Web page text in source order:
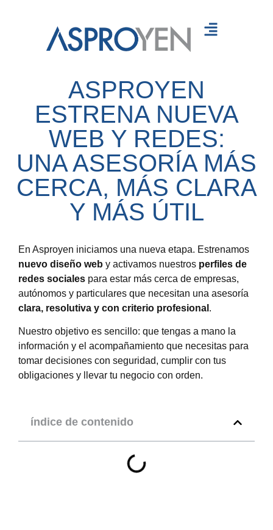
Recursos
Contáctanos
ASPROYEN
ESTRENA NUEVA
WEB Y REDES:
UNA ASESORÍA MÁS
CERCA, MÁS CLARA
Y MÁS ÚTIL
En Asproyen iniciamos una nueva etapa. Estrenamos
nuevo diseño web y activamos nuestros perfiles de
redes sociales para estar más cerca de empresas,
autónomos y particulares que necesitan una asesoría
clara, resolutiva y con criterio profesional .
Nuestro objetivo es sencillo: que tengas a mano la
información y el acompañamiento que necesitas para
tomar decisiones con seguridad, cumplir con tus
obligaciones y llevar tu negocio con orden.
índice de contenido